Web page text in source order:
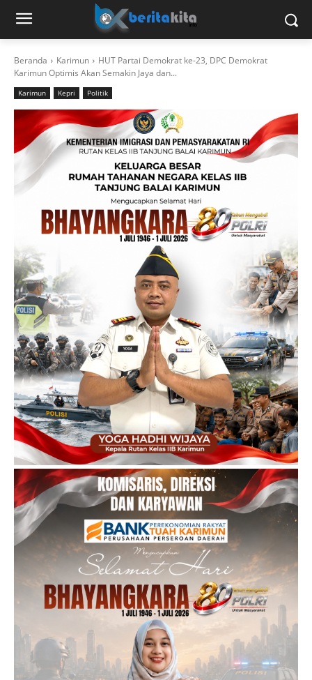
Beranda Karimun
HUT Partai Demokrat ke-23, DPC Demokrat
Karimun Optimis Akan Semakin Jaya dan...
Karimun Kepri Politik